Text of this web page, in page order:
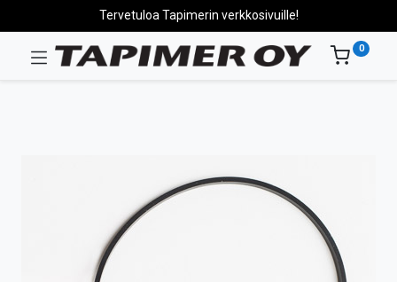
Tervetuloa Tapimerin verkkosivuille!
0